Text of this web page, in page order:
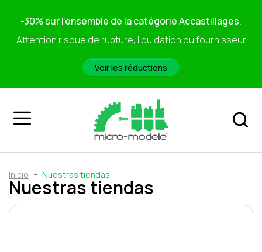
-30% sur l'ensemble de la catégorie Accastillages.
Attention risque de rupture, liquidation du fournisseur.
Voir les réductions
Inicio Nuestras tiendas
Nuestras tiendas